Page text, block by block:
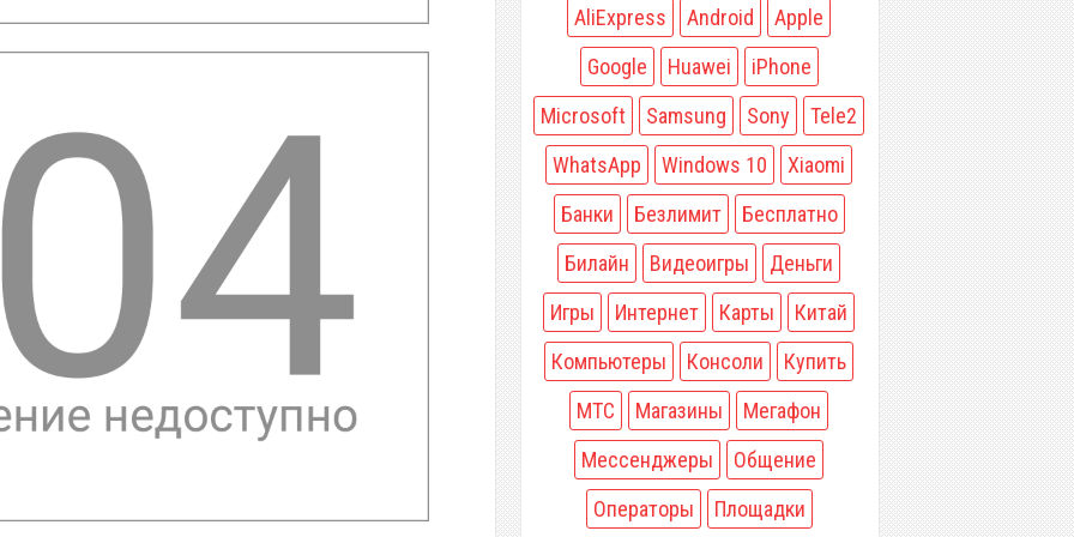
AliExpress Android
Apple
Google
Huawei
iPhone
Microsoft
Samsung Sony
Tele2
WhatsApp
Windows 10
Xiaomi
Банки
Безлимит
Бесплатно
Билайн
Видеоигры
Деньги
Игры
Интернет Карты
Китай
Компьютеры
Консоли
Купить
МТС
Магазины
Мегафон
Мессенджеры
Общение
Операторы
Площадки